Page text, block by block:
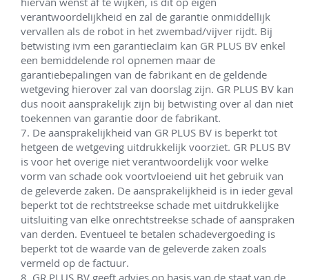
verantwoordelijkheid en zal de garantie onmiddellijk
vervallen als de robot in het zwembad/vijver rijdt. Bij
betwisting ivm een garantieclaim kan GR PLUS BV enkel
een bemiddelende rol opnemen maar de
garantiebepalingen van de fabrikant en de geldende
wetgeving hierover zal van doorslag zijn. GR PLUS BV kan
dus nooit aansprakelijk zijn bij betwisting over al dan niet
toekennen van garantie door de fabrikant.
7. De aansprakelijkheid van GR PLUS BV is beperkt tot
hetgeen de wetgeving uitdrukkelijk voorziet. GR PLUS BV
is voor het overige niet verantwoordelijk voor welke
vorm van schade ook voortvloeiend uit het gebruik van
de geleverde zaken. De aansprakelijkheid is in ieder geval
beperkt tot de rechtstreekse schade met uitdrukkelijke
uitsluiting van elke onrechtstreekse schade of aanspraken
van derden. Eventueel te betalen schadevergoeding is
beperkt tot de waarde van de geleverde zaken zoals
vermeld op de factuur.
8. GR PLUS BV geeft advies op basis van de staat van de